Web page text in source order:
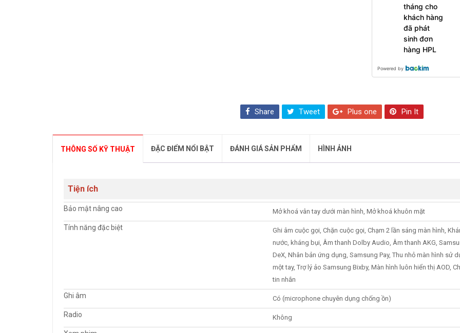
tháng cho
khách hàng
đã phát
sinh đơn
hàng HPL
Powered by
Share Tweet Plus one Pin It
THÔNG SỐ KỸ THUẬT ĐẶC ĐIỂM NỔI BẬT ĐÁNH GIÁ SẢN PHẨM HÌNH ẢNH
Tiện ích
Bảo mật nâng cao Mở khoá vân tay dưới màn hình, Mở khoá khuôn mặt
Tính năng đặc biệt
Ghi âm cuộc gọi, Chặn cuộc gọi, Chạm 2 lần sáng màn hình,
nước, kháng bụi, Âm thanh Dolby Audio, Âm thanh AKG,
DeX, Nhân bản ứng dụng, Samsung Pay, Thu nhỏ màn hình sử
một tay, Trợ lý ảo Samsung Bixby, Màn hình luôn hiển thị AOD,
tin nhắn
Ghi âm Có (microphone chuyên dụng chống ồn)
Radio Không